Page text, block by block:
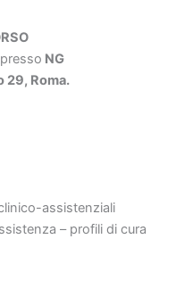
NG
29, Roma.
assistenziali
– profili di cura